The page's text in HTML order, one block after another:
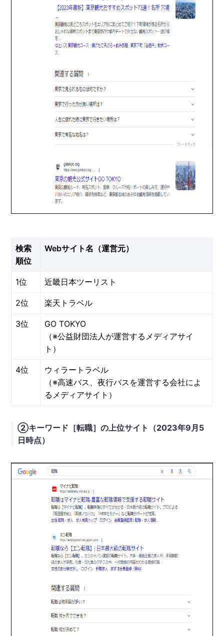
検索
順位
Webサイト名（運営元）
1位 近畿日本ツーリスト
2位 楽天トラベル
3位
GO TOKYO
（※公益財団法人が運営するメディアサイ
ト）
4位
ウィラートラベル
（※高速バス、夜行バスを運営する会社によ
るメディアサイト）
②キーワード［転職］の上位サイト（2023年9月5
日時点）